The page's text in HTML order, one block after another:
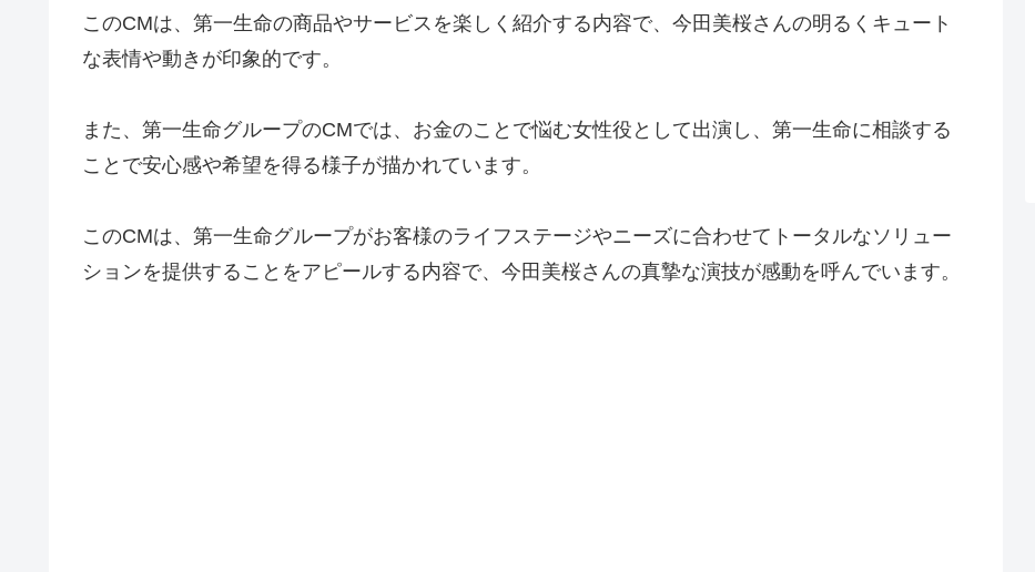
このCMは、第一生命の商品やサービスを楽しく紹介する内容で、今田美桜さんの明るくキュート
な表情や動きが印象的です。
また、第一生命グループのCMでは、お金のことで悩む女性役として出演し、第一生命に相談する
ことで安心感や希望を得る様子が描かれています。
このCMは、第一生命グループがお客様のライフステージやニーズに合わせてトータルなソリュー
ションを提供することをアピールする内容で、今田美桜さんの真摯な演技が感動を呼んでいます。